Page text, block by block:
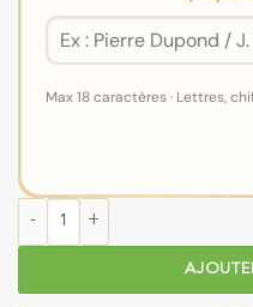
Max 18 caractères · Lettres,
quantité de Coffret de 4